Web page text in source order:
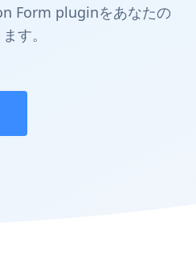
Form pluginをあなたの
す。